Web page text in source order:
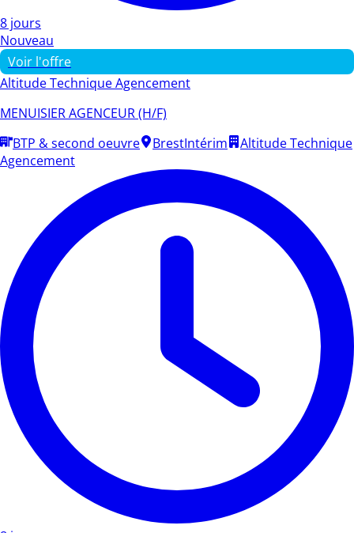
8 jours
Nouveau
Voir l'offre
Altitude Technique Agencement
MENUISIER AGENCEUR (H/F)
BTP & second oeuvre
BrestIntérim
Altitude Technique
Agencement